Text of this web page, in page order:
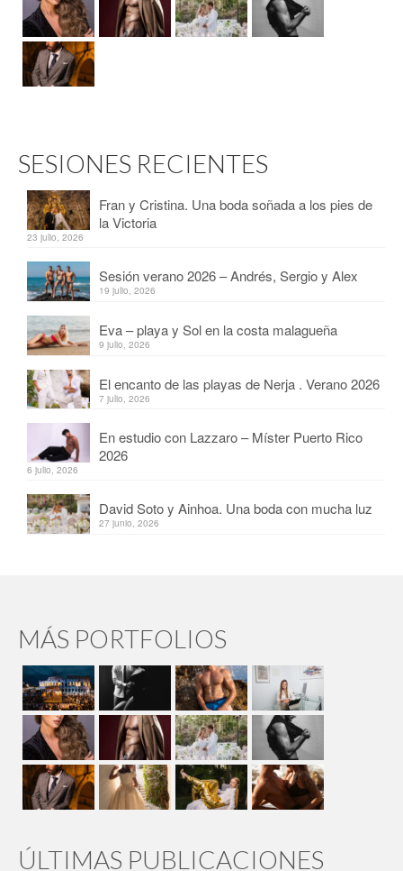
SESIONES RECIENTES
Fran y Cristina. Una boda soñada a los pies de
la Victoria
23 julio, 2026
Sesión verano 2026 – Andrés, Sergio y Alex
19 julio, 2026
Eva – playa y Sol en la costa malagueña
9 julio, 2026
El encanto de las playas de Nerja . Verano 2026
7 julio, 2026
En estudio con Lazzaro – Míster Puerto Rico
2026
6 julio, 2026
David Soto y Ainhoa. Una boda con mucha luz
27 junio, 2026
MÁS PORTFOLIOS
ÚLTIMAS PUBLICACIONES